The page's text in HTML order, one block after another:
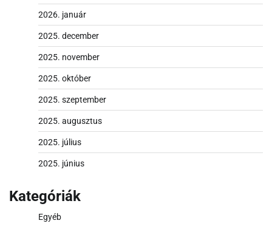
2026. január
2025. december
2025. november
2025. október
2025. szeptember
2025. augusztus
2025. július
2025. június
Kategóriák
Egyéb